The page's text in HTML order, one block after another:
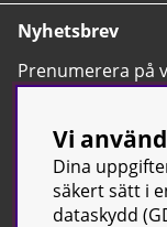
Nyhetsbrev
Prenumerera på
tips, nyheter och
Vi
Dina
säkert sätt i
dataskydd